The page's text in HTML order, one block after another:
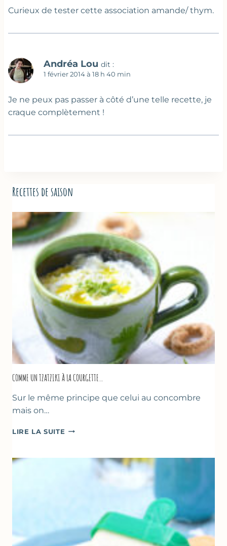
Curieux de tester cette association amande/ thym.
Andréa Lou dit :
1 février 2014 à 18 h 40 min
Je ne peux pas passer à côté d’une telle recette, je
craque complètement !
Recettes de saison
COMME UN TZATZIKI À LA COURGETTE…
Sur le même principe que celui au concombre
mais on…
LIRE LA SUITE COMME
À
COURGETTE…